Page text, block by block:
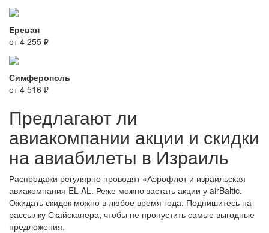
Ереван
от 4 255 ₽
Симферополь
от 4 516 ₽
Предлагают ли
авиакомпании акции и скидки
на авиабилеты в Израиль
Распродажи регулярно проводят «Аэрофлот и израильская
авиакомпания EL AL. Реже можно застать акции у airBaltic.
Ожидать скидок можно в любое время года. Подпишитесь на
рассылку Скайсканера, чтобы не пропустить самые выгодные
предложения.